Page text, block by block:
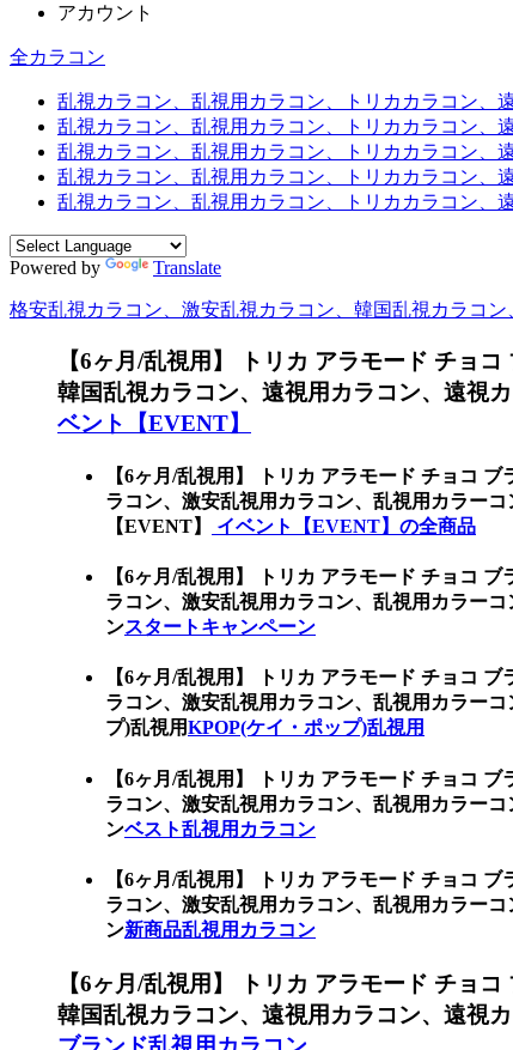
アカウント
全カラコン
乱視カラコン、乱視用カラコン、トリカカラコン、
乱視カラコン、乱視用カラコン、トリカカラコン、
乱視カラコン、乱視用カラコン、トリカカラコン、
乱視カラコン、乱視用カラコン、トリカカラコン、
乱視カラコン、乱視用カラコン、トリカカラコン、
Powered by Translate
格安乱視カラコン、激安乱視カラコン、韓国乱視カラコ
【6ヶ月/乱視用】 トリカ アラモード チョコ
韓国乱視カラコン、遠視用カラコン、遠視
ベント【EVENT】
【6ヶ月/乱視用】 トリカ アラモード チョコ ブ
ラコン、激安乱視用カラコン、乱視用カラー
【EVENT】
イベント【EVENT】の全商品
【6ヶ月/乱視用】 トリカ アラモード チョコ ブ
ラコン、激安乱視用カラコン、乱視用カラー
ンスタートキャンペーン
【6ヶ月/乱視用】 トリカ アラモード チョコ ブ
ラコン、激安乱視用カラコン、乱視用カラー
プ)乱視用KPOP(ケイ・ポップ)乱視用
【6ヶ月/乱視用】 トリカ アラモード チョコ ブ
ラコン、激安乱視用カラコン、乱視用カラー
ンベスト乱視用カラコン
【6ヶ月/乱視用】 トリカ アラモード チョコ ブ
ラコン、激安乱視用カラコン、乱視用カラー
ン新商品乱視用カラコン
【6ヶ月/乱視用】 トリカ アラモード チョコ
韓国乱視カラコン、遠視用カラコン、遠視